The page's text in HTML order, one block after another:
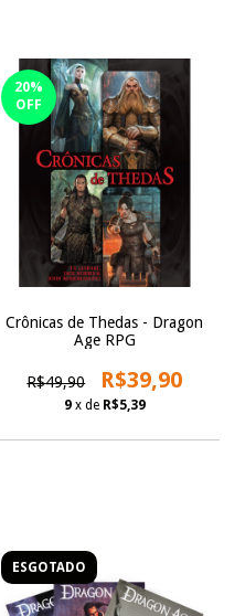
20%
OFF
Crônicas de Thedas - Dragon
Age RPG
R$49,90 R$39,90
9 x de R$5,39
ESGOTADO